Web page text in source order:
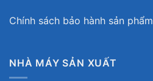
Chính sách bảo hành sản phẩm
NHÀ MÁY SẢN XUẤT